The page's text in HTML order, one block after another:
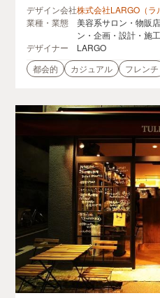
デザイン会社株式会社LARGO（ラ
業種・業態
美容系サロン・物販
ン・企画・設計・施工
デザイナー
LARGO
都会的
カジュアル フレンチ